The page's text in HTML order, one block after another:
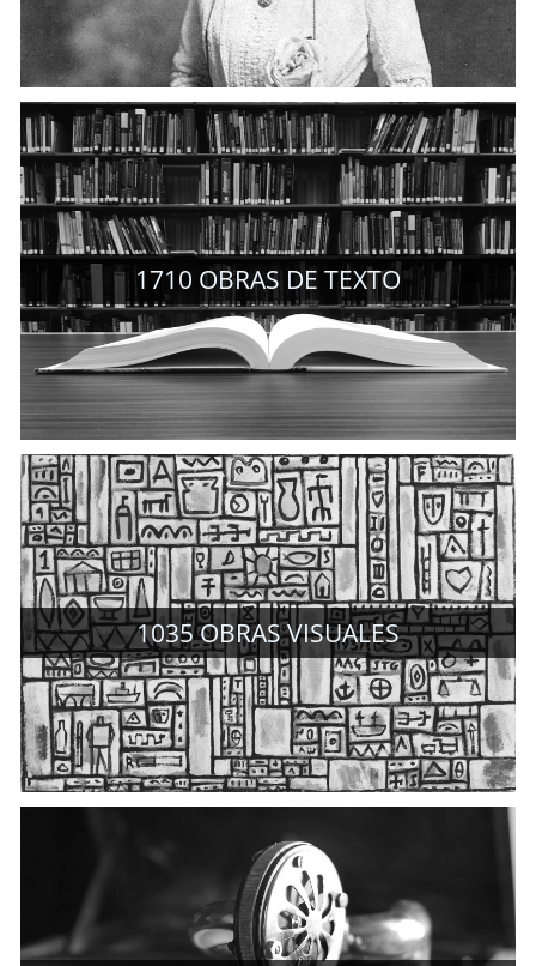
1710 OBRAS DE TEXTO
1035OBRAS VISUALES